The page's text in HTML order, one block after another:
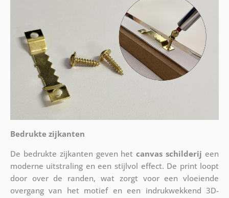
Bedrukte zijkanten
De bedrukte zijkanten geven hetcanvas schilderij een
moderne uitstraling en een stijlvol effect. De print loopt
door over de randen, wat zorgt voor een vloeiende
overgang van het motief en een indrukwekkend 3D-